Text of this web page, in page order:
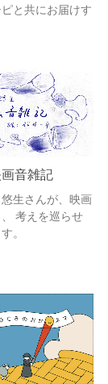
と共にお届けす
音雑記
生さんが、映画
考えを巡らせ
。